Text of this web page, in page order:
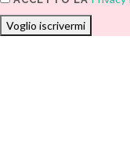
Voglio iscrivermi